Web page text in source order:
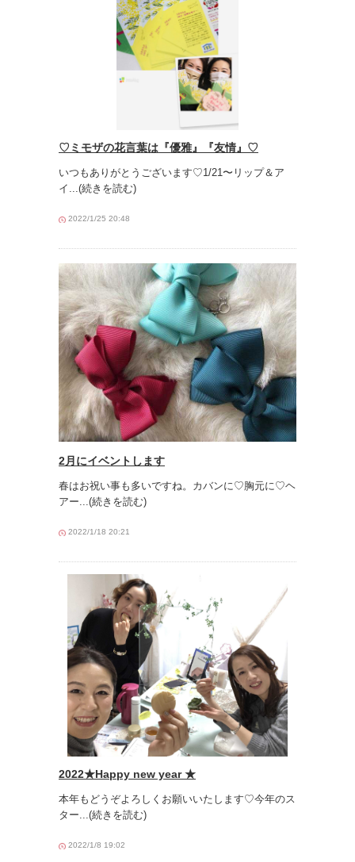
♡ミモザの花言葉は『優雅』『友情』♡
いつもありがとうございます♡1/21〜リップ＆ア
イ ...(続きを読む)
2022/1/25 20:48
2月にイベントします
春はお祝い事も多いですね。カバンに♡胸元に♡ヘ
アー...(続きを読む)
2022/1/18 20:21
2022★Happy new year ★
本年もどうぞよろしくお願いいたします♡今年のス
ター...(続きを読む)
2022/1/8 19:02